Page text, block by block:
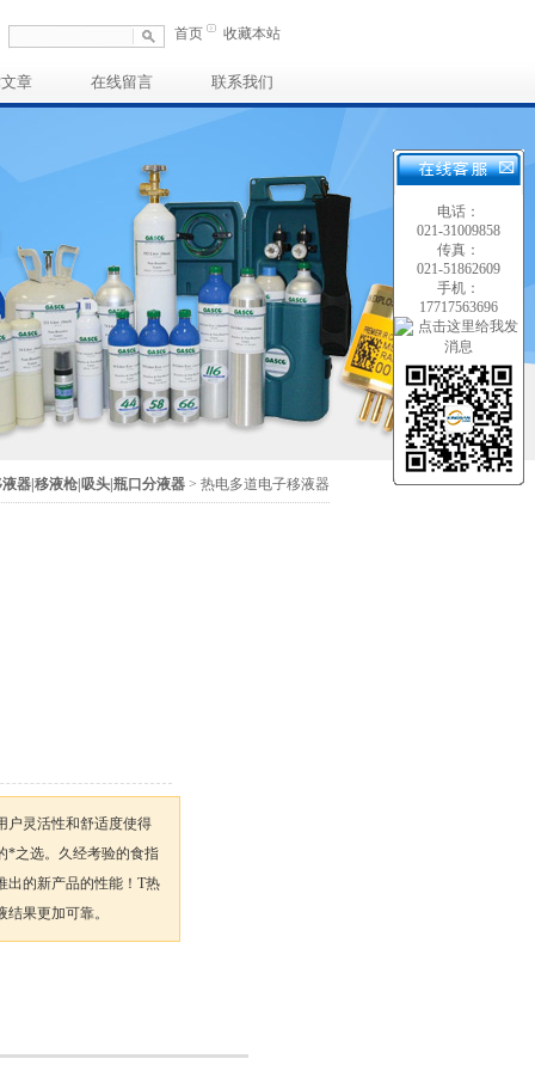
首页 收藏本站
章 在线留言 联系我们
器|移液枪|吸头|瓶口分液器 > 热电多道电子移液器
户灵活性和舒适度使得
*之选。久经考验的食指
出的新产品的性能！T热
果更加可靠。
电话：
021-31009858
传真：
021-51862609
手机：
17717563696